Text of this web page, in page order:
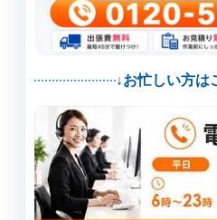
↓お忙しい方は